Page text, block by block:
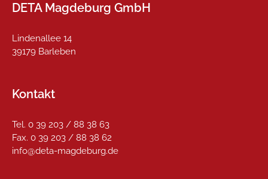
DETA Magdeburg GmbH
Lindenallee 14
39179 Barleben
Kontakt
Tel. 0 39 203 / 88 38 63
Fax. 0 39 203 / 88 38 62
info@deta-magdeburg.de